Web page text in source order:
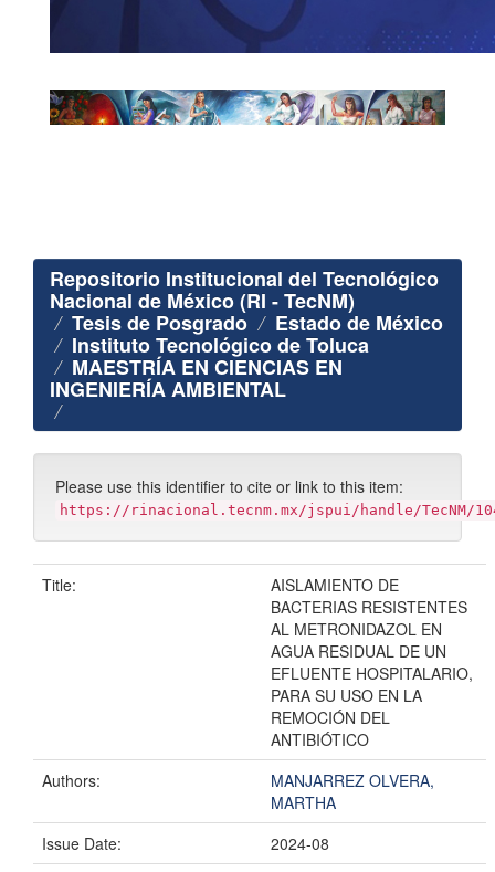
Repositorio Institucional del Tecnológico
Nacional de México (RI - TecNM)
Tesis de Posgrado Estado de México
Instituto Tecnológico de Toluca
MAESTRÍA EN CIENCIAS EN
INGENIERÍA AMBIENTAL
Please use this identifier to cite or link to this item:
https://rinacional.tecnm.mx/jspui/handle/TecNM/
Title:
AISLAMIENTO DE
BACTERIAS RESISTENTES
AL METRONIDAZOL EN
AGUA RESIDUAL DE UN
EFLUENTE HOSPITALARIO,
PARA SU USO EN LA
REMOCIÓN DEL
ANTIBIÓTICO
Authors:
MANJARREZ OLVERA,
MARTHA
Issue Date:
2024-08